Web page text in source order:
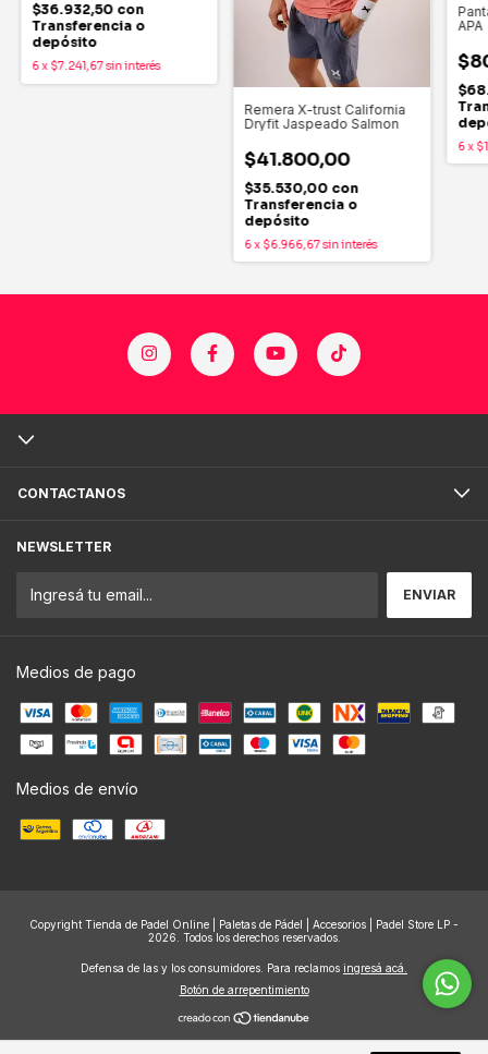
$36.932,50 con
Transferencia o
depósito
6x $7.241,67sin interés
Remera X-trust California
Dryfit Jaspeado Salmon
$41.800,00
$35.530,00 con
Transferencia o
depósito
6x $6.966,67sin interés
APA
6x
CONTACTANOS
NEWSLETTER
Medios de pago
Medios de envío
Copyright Tienda de Padel Online | Paletas de Pádel | Accesorios | Padel Store LP -
2026. Todos los derechos reservados.
Defensa de las y los consumidores. Para reclamos ingresá acá.
Botón de arrepentimiento